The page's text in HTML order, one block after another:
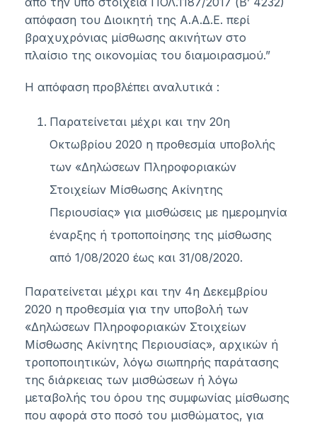
απόφαση του Διοικητή της Α.Α.Δ.Ε. περί
βραχυχρόνιας μίσθωσης ακινήτων στο
πλαίσιο της οικονομίας του διαμοιρασμού.”
Η απόφαση προβλέπει αναλυτικά :
Παρατείνεται μέχρι και την 20η
Οκτωβρίου 2020 η προθεσμία υποβολής
των «Δηλώσεων Πληροφοριακών
Στοιχείων Μίσθωσης Ακίνητης
Περιουσίας» για μισθώσεις με ημερομηνία
έναρξης ή τροποποίησης της μίσθωσης
από 1/08/2020 έως και 31/08/2020.
Παρατείνεται μέχρι και την 4η Δεκεμβρίου
2020 η προθεσμία για την υποβολή των
«Δηλώσεων Πληροφοριακών Στοιχείων
Μίσθωσης Ακίνητης Περιουσίας», αρχικών ή
τροποποιητικών, λόγω σιωπηρής παράτασης
της διάρκειας των μισθώσεων ή λόγω
μεταβολής του όρου της συμφωνίας μίσθωσης
που αφορά στο ποσό του μισθώματος, για